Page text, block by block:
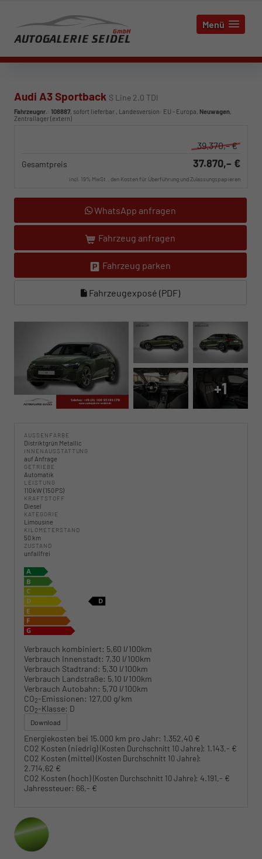
Menü
Audi A3 Sportback S Line 2.0 TDI
Fahrzeugnr.: 108887, sofort lieferbar , Landesversion: EU - Europa, Neuwagen,
Zentrallager (extern)
39.370,– €
Gesamtpreis 37.870,– €
incl. 19% MwSt., den Kosten für Überführung und Zulassungspapieren
WhatsApp anfragen
Fahrzeug anfragen
Fahrzeug parken
Fahrzeugexposé (PDF)
+1
AUSSENFARBE
Distriktgrün Metallic
INNENAUSSTATTUNG
auf Anfrage
GETRIEBE
Automatik
LEISTUNG
110 kW (150 PS)
KRAFTSTOFF
Diesel
KATEGORIE
Limousine
KILOMETERSTAND
50 km
ZUSTAND
unfallfrei
Verbrauch kombiniert: 5,60 l/100km
Verbrauch Innenstadt: 7,30 l/100km
Verbrauch Stadtrand: 5,30 l/100km
Verbrauch Landstraße: 5,10 l/100km
Verbrauch Autobahn: 5,70 l/100km
CO2-Emissionen: 127,00 g/km
CO2-Klasse: D
Download
Energiekosten bei 15.000 km pro Jahr: 1.352,40 €
CO2 Kosten (niedrig)(Kosten Durchschnitt 10 Jahre): 1.143,- €
CO2 Kosten (mittel)(Kosten Durchschnitt 10 Jahre):
2.714,62 €
CO2 Kosten (hoch)(Kosten Durchschnitt 10 Jahre): 4.191,- €
Jahressteuer: 66,- €